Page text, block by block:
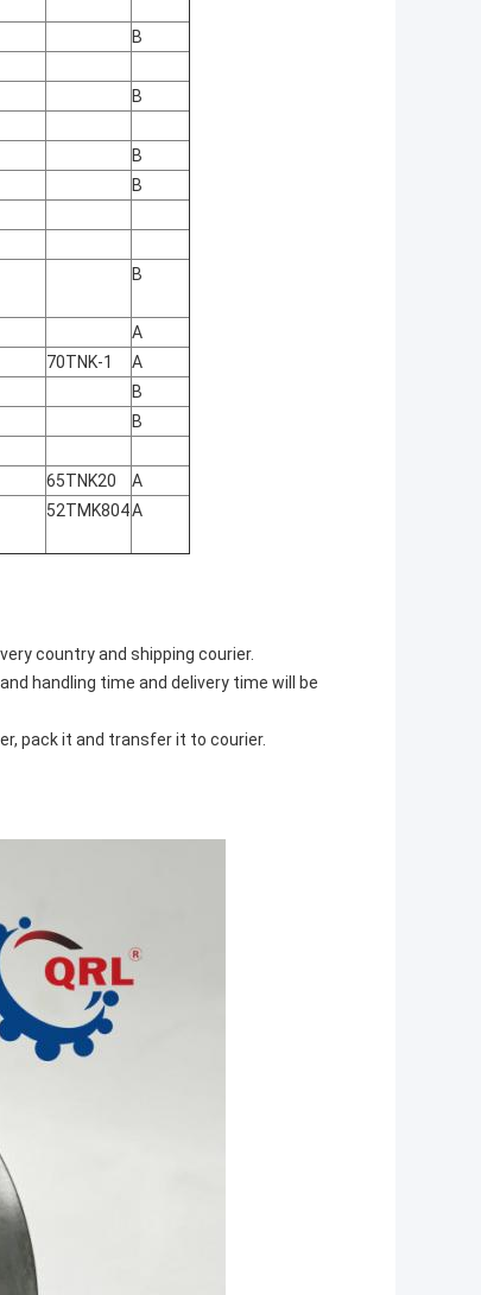
B
B
B
B
B
A
70TNK-1
A
B
B
65TNK20
A
52TMK804A
country and shipping courier.
handling time and delivery time will be
pack it and transfer it to courier.